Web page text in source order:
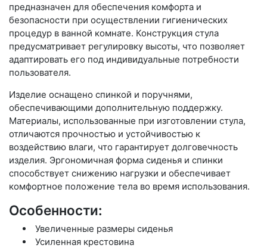
предназначен для обеспечения комфорта и
безопасности при осуществлении гигиенических
процедур в ванной комнате. Конструкция стула
предусматривает регулировку высоты, что позволяет
адаптировать его под индивидуальные потребности
пользователя.
Изделие оснащено спинкой и поручнями,
обеспечивающими дополнительную поддержку.
Материалы, использованные при изготовлении стула,
отличаются прочностью и устойчивостью к
воздействию влаги, что гарантирует долговечность
изделия. Эргономичная форма сиденья и спинки
способствует снижению нагрузки и обеспечивает
комфортное положение тела во время использования.
Особенности:
Увеличенные размеры сиденья
Усиленная крестовина